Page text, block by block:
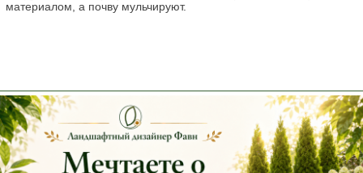
материалом, а почву мульчируют.